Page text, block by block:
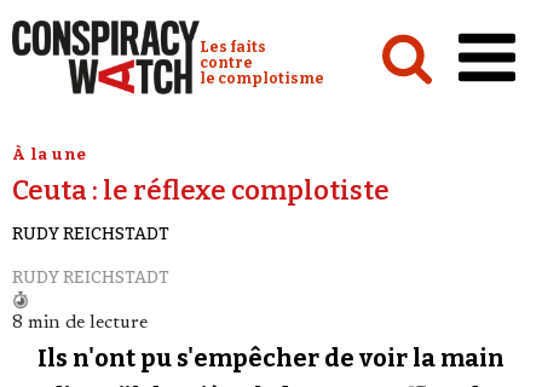
Conspiracy Watch :
Les faits
contre
le complotisme
Analyses
Conspipédia
Vidéos
À la une
Ceuta : le réflexe complotiste
RUDY REICHSTADT
RUDY REICHSTADT
8 min de lecture
Ils n'ont pu s'empêcher de voir la main